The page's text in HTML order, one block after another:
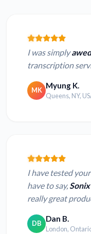
I was simply
transcription
MK Myung K.
Queens, NY,
I have tested
have to say,
really great
DB Dan B.
London,